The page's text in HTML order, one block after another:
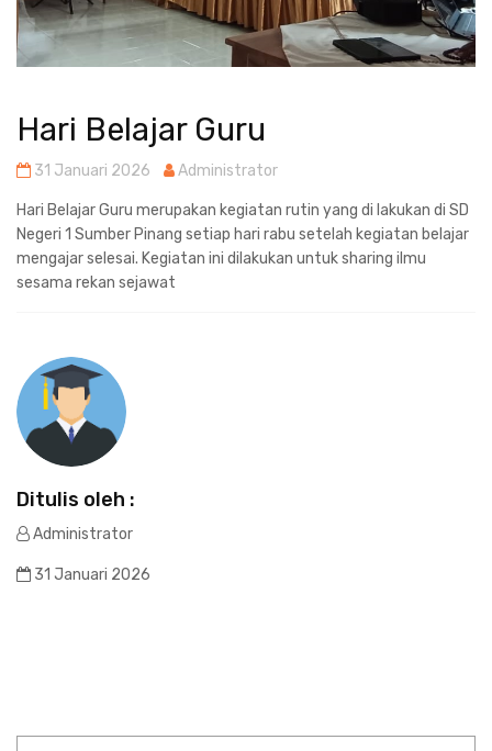
Hari Belajar Guru
31 Januari 2026 Administrator
Hari Belajar Guru merupakan kegiatan rutin yang di lakukan di SD
Negeri 1 Sumber Pinang setiap hari rabu setelah kegiatan belajar
mengajar selesai. Kegiatan ini dilakukan untuk sharing ilmu
sesama rekan sejawat
Ditulis oleh :
Administrator
31 Januari 2026